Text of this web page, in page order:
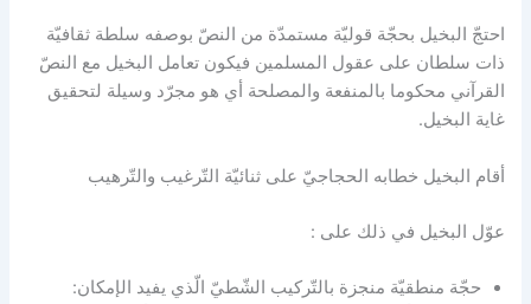
احتجّ البخيل بحجّة قوليّة مستمدّة من النصّ بوصفه سلطة ثقافيّة
ذات سلطان على عقول المسلمين فيكون تعامل البخيل مع النصّ
القرآني محكوما بالمنفعة والمصلحة أي هو مجرّد وسيلة لتحقيق
غاية البخيل.
أقام البخيل خطابه الحجاجيّ على ثنائيّة التّرغيب والتّرهيب
عوّل البخيل في ذلك على :
حجّة منطقيّة منجزة بالتّركيب الشّطيّ الّذي يفيد الإمكان: